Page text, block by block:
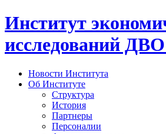
Институт
исследований
Новости Института
Об Институте
Структура
История
Партнеры
Персоналии